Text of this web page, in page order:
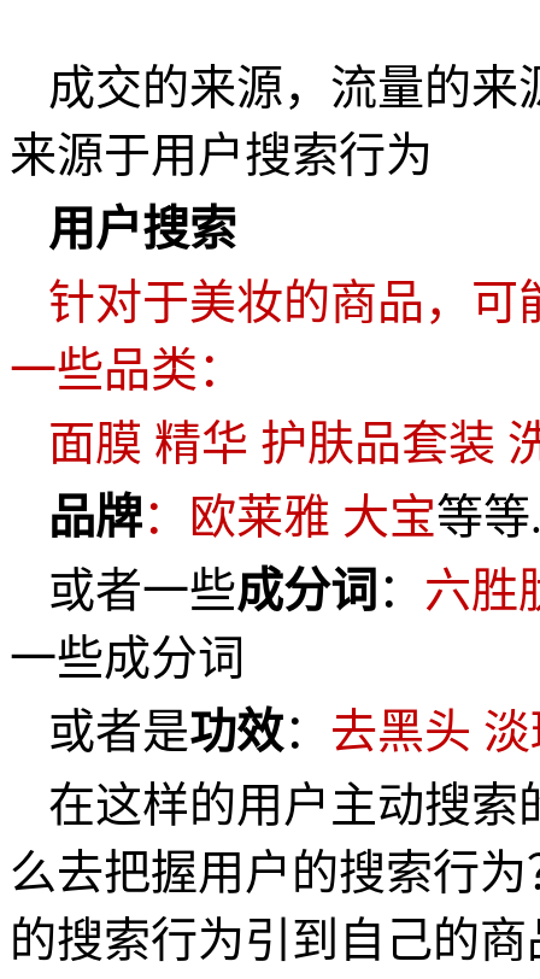
成交的来源，流量的来
来源于用户搜索行为
用户搜索
针对于美妆的商品，可
一些品类：
面膜 精华 护肤品套装
品牌：欧莱雅 大宝等等
或者一些成分词 ： 六胜
一些成分词
或者是功效： 去黑头
在这样的用户主动搜索
么去把握用户的搜索行
的搜索行为引到自己的